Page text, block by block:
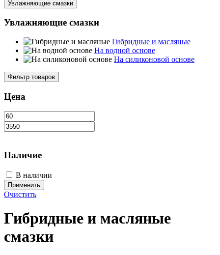
Увлажняющие смазки
Увлажняющие смазки
Гибридные и масляные
На водной основе
На силиконовой основе
Фильтр товаров
Цена
Наличие
В наличии
Применить
Очистить
Гибридные и масляные
смазки